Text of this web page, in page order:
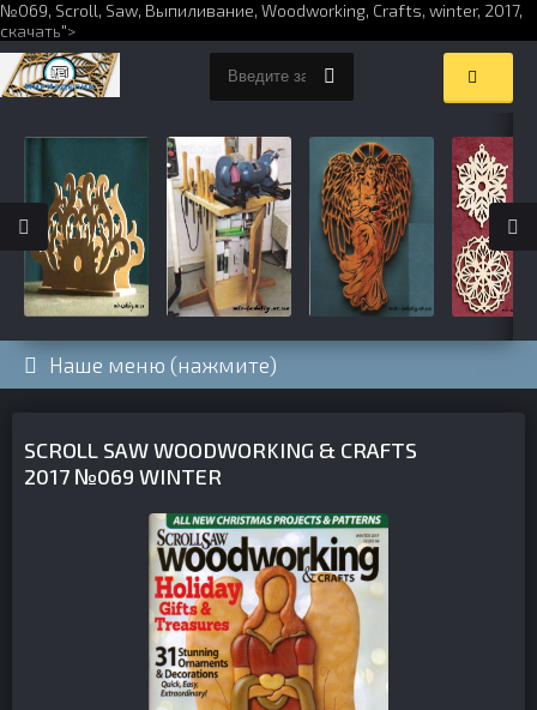
№069, Scroll, Saw, Выпиливание, Woodworking, Crafts, winter, 2017,
скачать">
Наше меню (нажмите)
SCROLL SAW WOODWORKING & CRAFTS
2017 №069 WINTER